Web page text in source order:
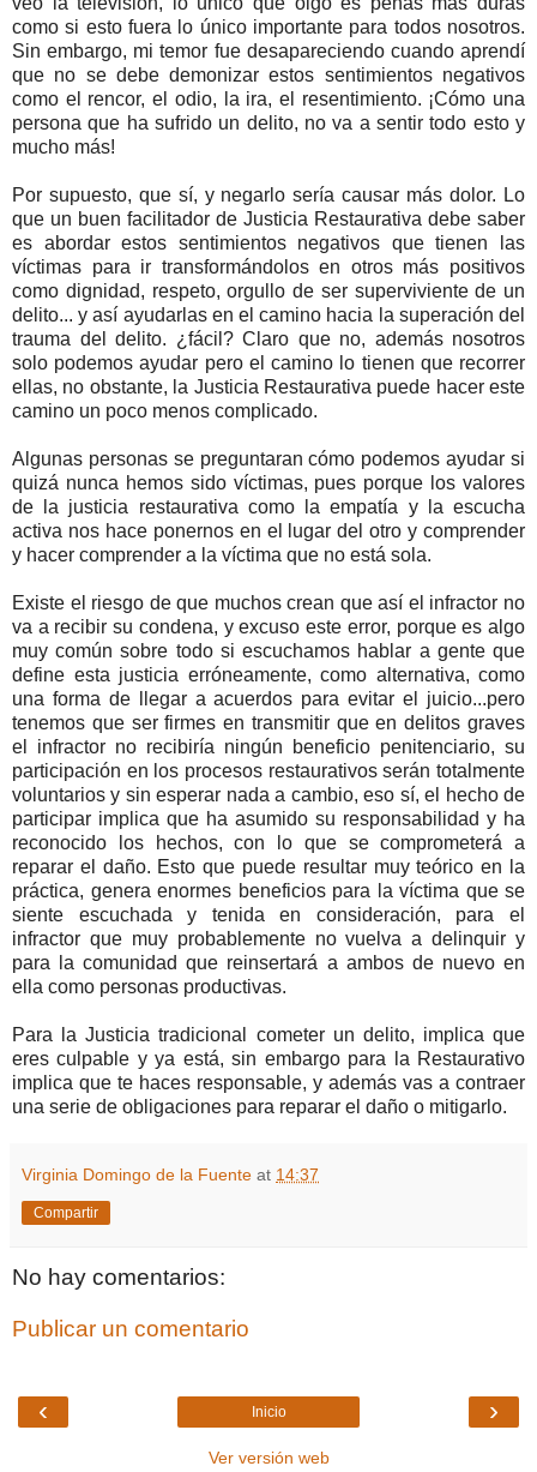
como si esto fuera lo único importante para todos nosotros.
Sin embargo, mi temor fue desapareciendo cuando aprendí
que no se debe demonizar estos sentimientos negativos
como el rencor, el odio, la ira, el resentimiento. ¡Cómo una
persona que ha sufrido un delito, no va a sentir todo esto y
mucho más!
Por supuesto, que sí, y negarlo sería causar más dolor. Lo
que un buen facilitador de Justicia Restaurativa debe saber
es abordar estos sentimientos negativos que tienen las
víctimas para ir transformándolos en otros más positivos
como dignidad, respeto, orgullo de ser superviviente de un
delito... y así ayudarlas en el camino hacia la superación del
trauma del delito. ¿fácil? Claro que no, además nosotros
solo podemos ayudar pero el camino lo tienen que recorrer
ellas, no obstante, la Justicia Restaurativa puede hacer este
camino un poco menos complicado.
Algunas personas se preguntaran cómo podemos ayudar si
quizá nunca hemos sido víctimas, pues porque los valores
de la justicia restaurativa como la empatía y la escucha
activa nos hace ponernos en el lugar del otro y comprender
y hacer comprender a la víctima que no está sola.
Existe el riesgo de que muchos crean que así el infractor no
va a recibir su condena, y excuso este error, porque es algo
muy común sobre todo si escuchamos hablar a gente que
define esta justicia erróneamente, como alternativa, como
una forma de llegar a acuerdos para evitar el juicio...pero
tenemos que ser firmes en transmitir que en delitos graves
el infractor no recibiría ningún beneficio penitenciario, su
participación en los procesos restaurativos serán totalmente
voluntarios y sin esperar nada a cambio, eso sí, el hecho de
participar implica que ha asumido su responsabilidad y ha
reconocido los hechos, con lo que se comprometerá a
reparar el daño. Esto que puede resultar muy teórico en la
práctica, genera enormes beneficios para la víctima que se
siente escuchada y tenida en consideración, para el
infractor que muy probablemente no vuelva a delinquir y
para la comunidad que reinsertará a ambos de nuevo en
ella como personas productivas.
Para la Justicia tradicional cometer un delito, implica que
eres culpable y ya está, sin embargo para la Restaurativo
implica que te haces responsable, y además vas a contraer
una serie de obligaciones para reparar el daño o mitigarlo.
Virginia Domingo de la Fuente at 14:37
Compartir
No hay comentarios:
Publicar un comentario
‹ ›
Inicio
Ver versión web